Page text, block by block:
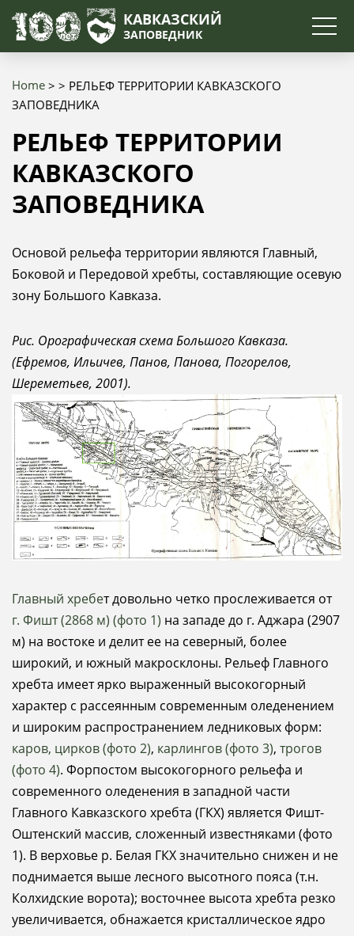
КАВКАЗСКИЙ
ЗАПОВЕДНИК
Search
Breadcrumb
Home
РЕЛЬЕФ ТЕРРИТОРИИ КАВКАЗСКОГО
ЗАПОВЕДНИКА
РЕЛЬЕФ ТЕРРИТОРИИ
КАВКАЗСКОГО
ЗАПОВЕДНИКА
Основой рельефа территории являются Главный,
Боковой и Передовой хребты, составляющие осевую
зону Большого Кавказа.
Рис. Орографическая схема Большого Кавказа.
(Ефремов, Ильичев, Панов, Панова, Погорелов,
Шереметьев, 2001).
Главный хребет довольно четко прослеживается от
г. Фишт (2868 м) (фото 1) на западе до г. Аджара (2907
м) на востоке и делит ее на северный, более
широкий, и южный макросклоны. Рельеф Главного
хребта имеет ярко выраженный высокогорный
характер с рассеянным современным оледенением
и широким распространением ледниковых форм:
каров, цирков (фото 2), карлингов (фото 3), трогов
(фото 4). Форпостом высокогорного рельефа и
современного оледенения в западной части
Главного Кавказского хребта (ГКХ) является Фишт-
Оштенский массив, сложенный известняками (фото
1). В верховье р. Белая ГКХ значительно снижен и не
поднимается выше лесного высотного пояса (т.н.
Колхидские ворота); восточнее высота хребта резко
увеличивается, обнажается кристаллическое ядро